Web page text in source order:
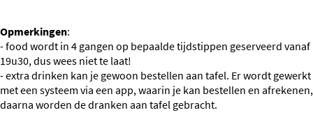
Opmerkingen:
- food wordt in 4 gangen op bepaalde tijdstippen geserveerd vanaf
19u30, dus wees niet te laat!
- extra drinken kan je gewoon bestellen aan tafel. Er wordt gewerkt
met een systeem via een app, waarin je kan bestellen en afrekenen,
daarna worden de dranken aan tafel gebracht.